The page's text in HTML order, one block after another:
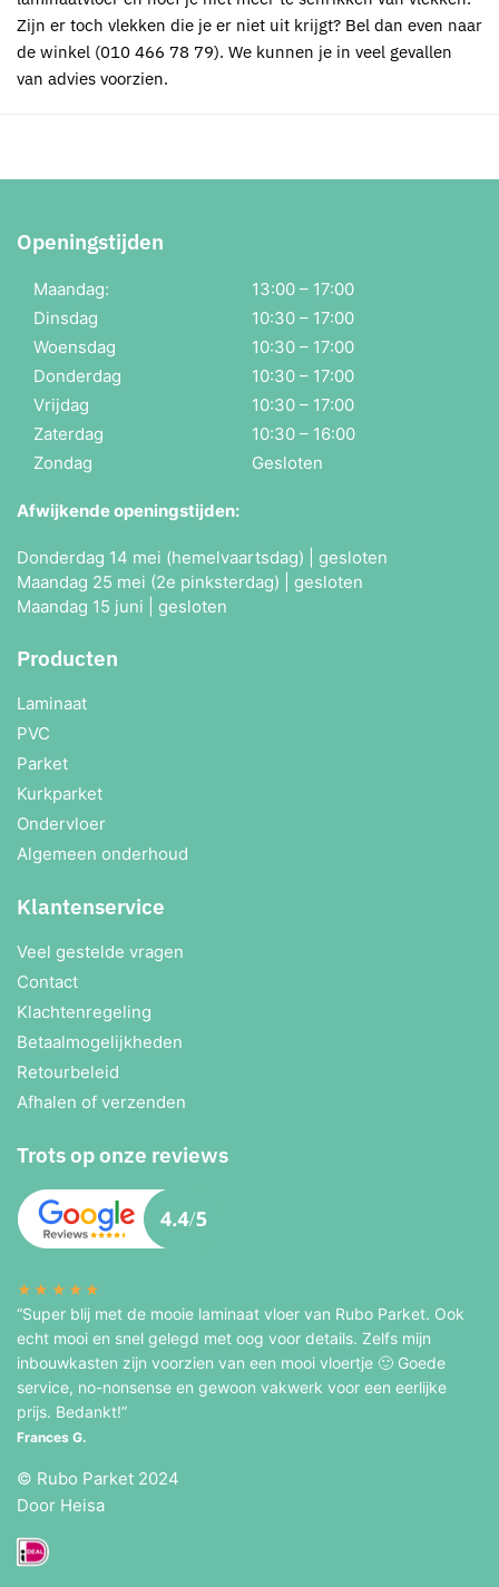
Zijn er toch vlekken die je er niet uit krijgt? Bel dan even naar
de winkel (010 466 78 79). We kunnen je in veel gevallen
van advies voorzien.
Openingstijden
Maandag:
13:00 – 17:00
Dinsdag
10:30 – 17:00
Woensdag
10:30 – 17:00
Donderdag
10:30 – 17:00
Vrijdag
10:30 – 17:00
Zaterdag
10:30 – 16:00
Zondag
Gesloten
Afwijkende openingstijden:
Donderdag 14 mei (hemelvaartsdag) | gesloten
Maandag 25 mei (2e pinksterdag) | gesloten
Maandag 15 juni | gesloten
Producten
Laminaat
PVC
Parket
Kurkparket
Ondervloer
Algemeen onderhoud
Klantenservice
Veel gestelde vragen
Contact
Klachtenregeling
Betaalmogelijkheden
Retourbeleid
Afhalen of verzenden
Trots op onze reviews
★★★★★
“Super blij met de mooie laminaat vloer van Rubo Parket. Ook
echt mooi en snel gelegd met oog voor details. Zelfs mijn
inbouwkasten zijn voorzien van een mooi vloertje 🙂 Goede
service, no-nonsense en gewoon vakwerk voor een eerlijke
prijs. Bedankt!”
Frances G.
© Rubo Parket 2024
Door Heisa